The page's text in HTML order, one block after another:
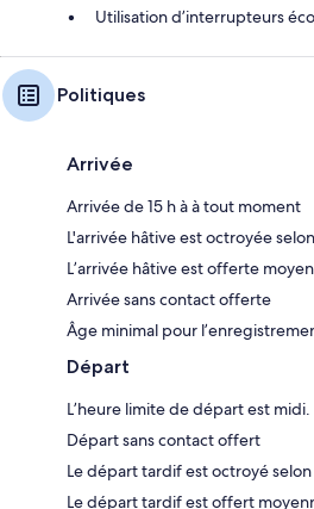
Utilisation d’interrupteurs
Politiques
Arrivée
Arrivée de 15 h à à tout moment
L'arrivée hâtive est octroyée
L’arrivée hâtive est offerte
Arrivée sans contact offerte
Âge minimal pour
Départ
L’heure limite de départ est midi.
Départ sans contact offert
Le départ tardif est octroyé
Le départ tardif est offert